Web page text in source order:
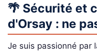
🌴 Sécurité et
d'Orsay : ne
Je suis passionné par